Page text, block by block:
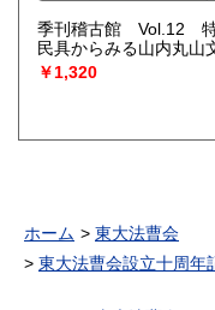
季刊稽古館 Vol.12 特
民具からみる山内丸山
￥1,320
ホーム
東大法曹会
東大法曹会設立十周年